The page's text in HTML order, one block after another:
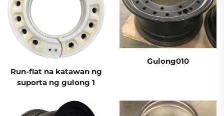
Run-flat na katawan ng
suporta ng gulong 1
Gulong010